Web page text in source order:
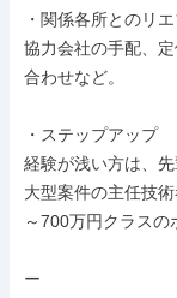
・関係各所とのリエ
協力会社の手配、
合わせなど。
・ステップアップ
経験が浅い方は、
大型案件の主任技
～700万円クラスの
ー